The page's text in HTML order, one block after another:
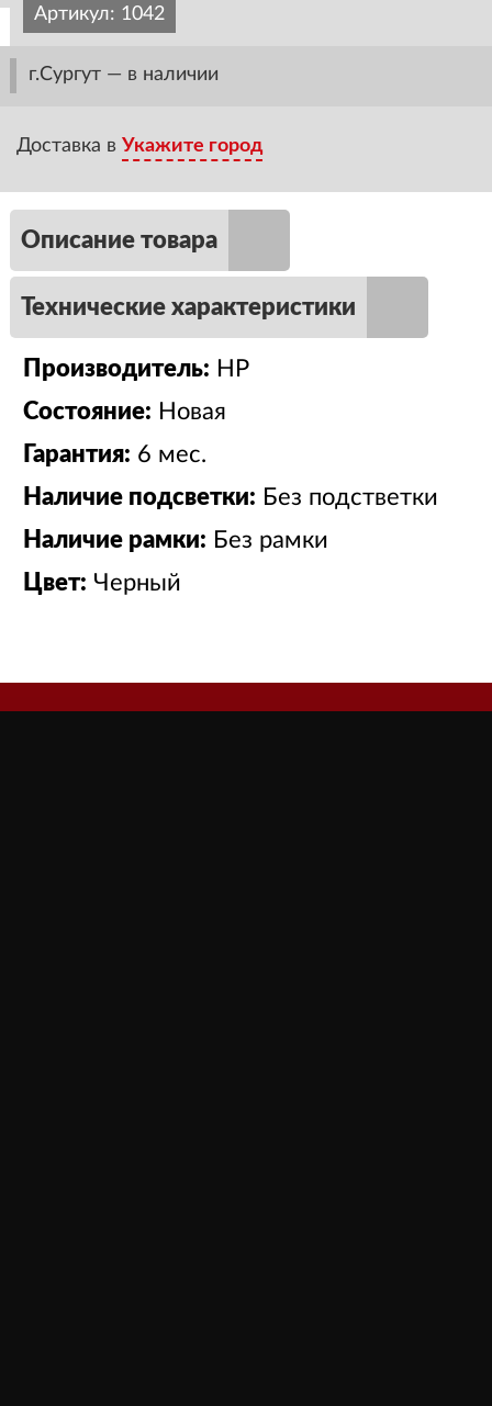
Артикул: 1042
г.Сургут — в наличии
Доставка в Укажите город
Описание товара
Технические характеристики
Производитель: HP
Состояние: Новая
Гарантия: 6 мес.
Наличие подсветки: Без подстветки
Наличие рамки: Без рамки
Цвет: Черный